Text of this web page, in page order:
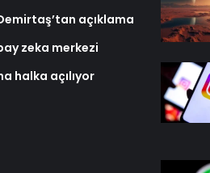
açıklama
zeka merkezi
halka açılıyor